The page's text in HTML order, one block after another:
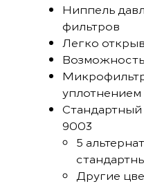
Ниппель
фильтров
Легко
уплотнением
9003
5
Другие